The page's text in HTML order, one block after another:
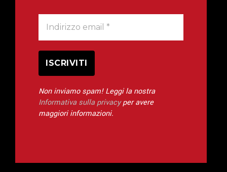
Non inviamo spam! Leggi la nostra
Informativa sulla privacyper avere
maggiori informazioni.